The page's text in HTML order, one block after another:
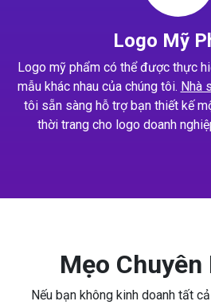
Logo Mỹ
Logo mỹ phẩm có thể được thực
mẫu khác nhau của chúng tôi. Nhà
tôi sẵn sàng hỗ trợ bạn thiết kế
thời trang cho logo doanh
Mẹo Chuyên
Nếu bạn không kinh doanh tất